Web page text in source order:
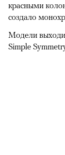
красными
создало
Модели
Simple